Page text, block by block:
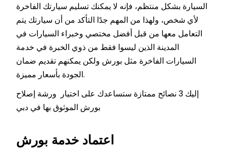
السيارة بشكل منتظم، فإنه لا يمكنك تسليم سيارتك الفاخرة
لأي شخص، ولهذا من المهم جدًا التأكد من أن سيارتك يتم
التعامل معها من قبل أفضل مختصي وخبراء السيارات في
المدينة الذين ليسوا فقط من ذوي الخبرة في خدمة
السيارات الفاخرة مثل بورش ولكن يمكنهم تقديم ضمان
الجودة بأسعار مميزة.
إليك 3 نصائح ممتازة ستساعدك على اختيار ورشة إصلاح
بورش الموثوق بها في دبي
اعتماد خدمة بورش